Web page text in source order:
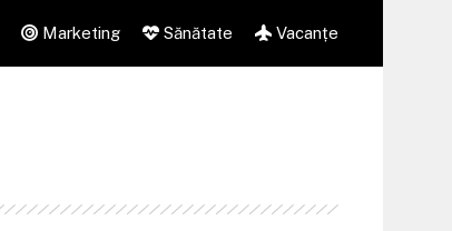
Marketing Sănătate Vacanțe